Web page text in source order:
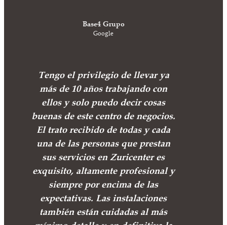
Base4 Grupo
Google
Tengo el privilegio de llevar ya
más de 10 años trabajando con
ellos y solo puedo decir cosas
buenas de este centro de negocios.
El trato recibido de todas y cada
una de las personas que prestan
sus servicios en Zuricenter es
exquisito, altamente profesional y
siempre por encima de las
expectativas. Las instalaciones
también están cuidadas al más